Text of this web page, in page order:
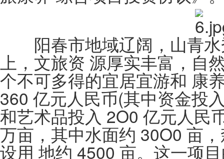
阳春市地域辽阔，山青水
上，文旅资 源厚实丰富，自
个不可多得的宜居宜游和 康
360 亿元人民币(其中资金投
和艺术品投入 2O0 亿元人民
万亩，其中水面约 30O0 亩
设用 地约 4500 亩。这一项